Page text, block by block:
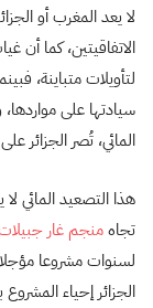
لا يعد المغرب أو
الاتفاقيتين، كما أن
لتأويلات متباينة،
سيادتها على
المائي، تُصر الجزائر
هذا التصعيد المائي
تجاهمنجم غار
لسنوات مشروعا